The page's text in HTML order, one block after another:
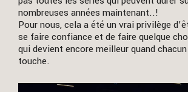
nombreuses années maintenant..!
Pour nous, cela a été un vrai privilège
se faire confiance et de faire quelque
qui devient encore meilleur quand
touche.